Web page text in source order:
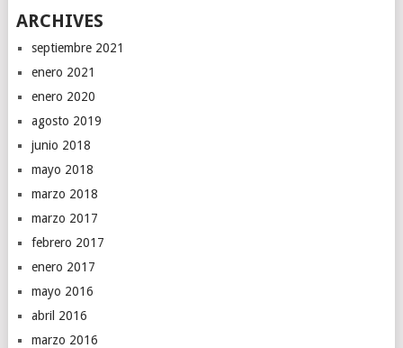
ARCHIVES
septiembre 2021
enero 2021
enero 2020
agosto 2019
junio 2018
mayo 2018
marzo 2018
marzo 2017
febrero 2017
enero 2017
mayo 2016
abril 2016
marzo 2016